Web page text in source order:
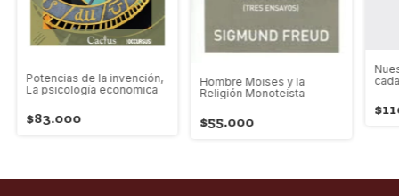
Potencias de la invención,
La psicología economica
$83.000
Hombre Moises y la
Religión Monoteista
$55.000